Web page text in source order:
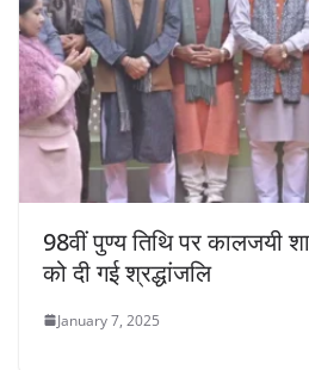
98वीं पुण्य तिथि पर कालजयी
को दी गई श्रद्धांजलि
January 7, 2025